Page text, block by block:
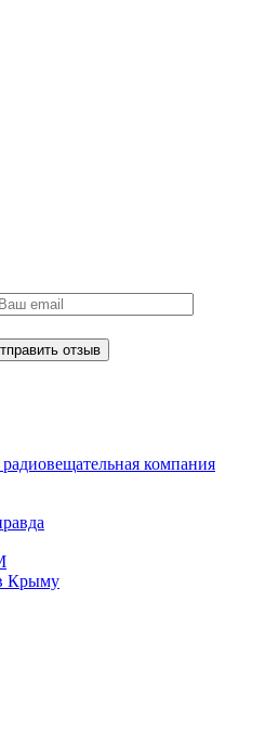
отзыв
радиовещательная компания
Крыму